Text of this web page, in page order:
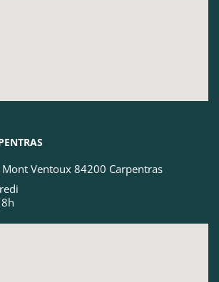
Ventoux 84200 Carpentras